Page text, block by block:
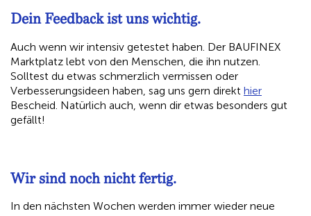
Dein Feedback ist uns wichtig.
Auch wenn wir intensiv getestet haben. Der BAUFINEX
Marktplatz lebt von den Menschen, die ihn nutzen.
Solltest du etwas schmerzlich vermissen oder
Verbesserungsideen haben, sag uns gern direkt hier
Bescheid. Natürlich auch, wenn dir etwas besonders gut
gefällt!
Wir sind noch nicht fertig.
In den nächsten Wochen werden immer wieder neue